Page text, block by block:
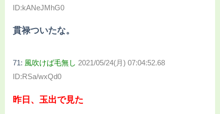
ID:kANeJMhG0
貫禄ついたな。
71: 風吹けば毛無し 2021/05/24(月) 07:04:52.68
ID:RSa/wxQd0
昨日、玉出で見た